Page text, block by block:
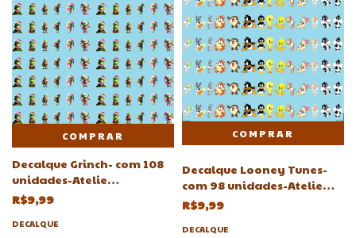
COMPRAR
Decalque Grinch- com 108
unidades-Atelie
Adriartes7mm 8mm 9mm
R$9,99
DECALQUE
Decalque Looney Tunes-
com 98 unidades-Atelie
Adriartes
R$9,99
DECALQUE